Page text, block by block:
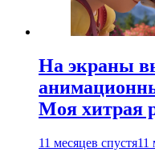
На экраны
Моя хитрая
11 месяцев спустя11